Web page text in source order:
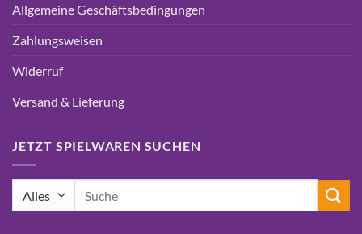
Allgemeine Geschäftsbedingungen
Zahlungsweisen
Widerruf
Versand & Lieferung
JETZT SPIELWAREN SUCHEN